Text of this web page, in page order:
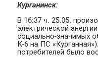
Курганинск:
В 16:37 ч. 25.05.
электрической
социально-значимых
К-6 на ПС
потребителей было